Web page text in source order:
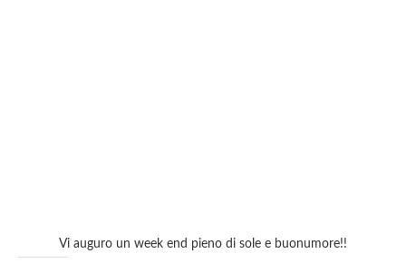
Vi auguro un week end pieno di sole e buonumore!!